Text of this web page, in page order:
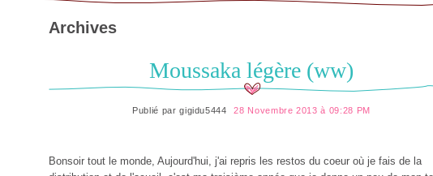
Archives
Moussaka légère (ww)
Publié pargigidu5444 28 Novembre 2013 à 09:28 PM
Bonsoir tout le monde, Aujourd'hui, j'ai repris les restos du coeur où je fais de la